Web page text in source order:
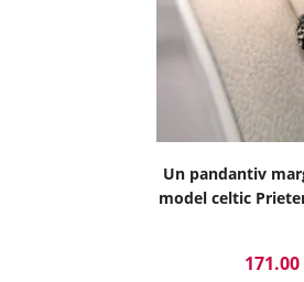
Un pandantiv
model celtic